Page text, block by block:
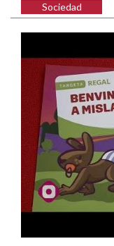
Sociedad